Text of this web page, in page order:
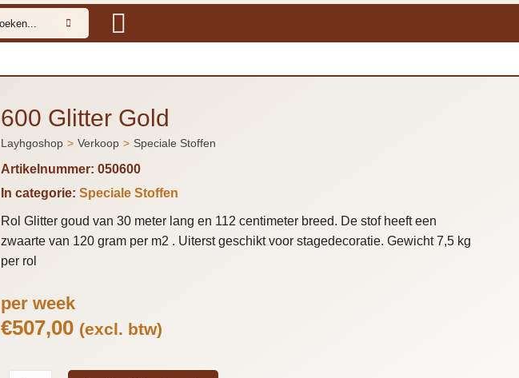
600 Glitter Gold
Je bent hier:
Layhgoshop Verkoop Speciale Stoffen
Artikelnummer:050600
In categorie: Speciale Stoffen
Rol Glitter goud van 30 meter lang en 112 centimeter breed. De stof heeft een
zwaarte van 120 gram per m2 . Uiterst geschikt voor stagedecoratie. Gewicht 7,5 kg
per rol
per week
€507,00 (excl. btw)